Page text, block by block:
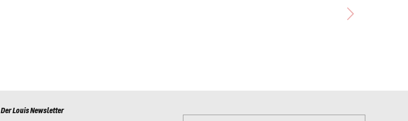
Der Louis Newsletter